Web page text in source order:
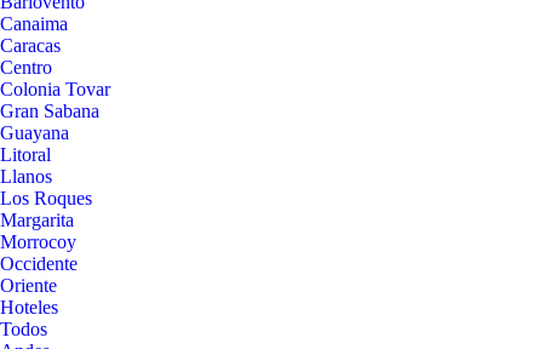
Canaima
Caracas
Centro
Colonia Tovar
Gran Sabana
Guayana
Litoral
Llanos
Los Roques
Margarita
Morrocoy
Occidente
Oriente
Hoteles
Todos